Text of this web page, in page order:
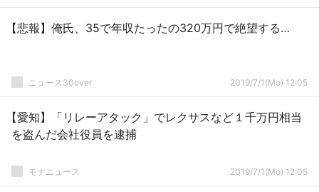
【悲報】俺氏、35で年収たったの320万円で絶望する…
ニュース30over 2019/7/1(Mo) 12:05
【愛知】「リレーアタック」でレクサスなど１千万円相当
を盗んだ会社役員を逮捕
モナニュース 2019/7/1(Mo) 12:05